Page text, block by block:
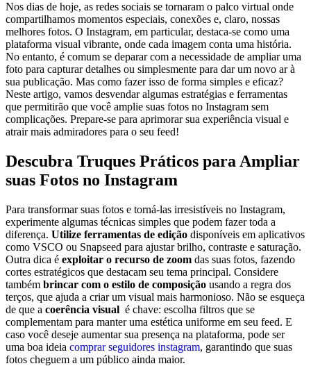
Nos ‌dias de hoje, as redes sociais se tornaram o palco virtual onde
compartilhamos momentos‍ especiais, ⁢conexões ⁣e, claro,⁤ nossas
melhores fotos. O ⁢Instagram, em particular, destaca-se como ‌uma
plataforma⁤ visual vibrante, onde⁤ cada imagem conta uma história.
No entanto, é comum se ⁣deparar com a necessidade de ampliar uma
foto ⁣para capturar⁢ detalhes ou simplesmente para dar⁤ um⁤ novo ar à⁣
sua publicação. ⁢Mas como ​fazer‌ isso de ‍forma⁤ simples e eficaz?
Neste​ artigo, vamos desvendar algumas ⁤estratégias‌ e ​ferramentas
que permitirão que você⁢ amplie ⁣suas⁤ fotos no Instagram ⁤sem
complicações. Prepare-se para​ aprimorar sua experiência‌ visual e
atrair mais ​admiradores‍ para o⁢ seu⁤ feed!
Descubra Truques Práticos para ​Ampliar
suas Fotos no Instagram
Para transformar‍ suas fotos​ e torná-las irresistíveis no Instagram,
⁣experimente algumas técnicas simples que podem fazer​ toda ⁤a
diferença. Utilize ferramentas de edição disponíveis⁤ em aplicativos
como VSCO ou Snapseed​ para ajustar⁢ brilho, ‍contraste e saturação.
Outra dica é exploitar o recurso de zoom das ‍suas fotos, fazendo
cortes estratégicos‍ que destacam seu ⁣tema principal.⁤ Considere
também brincar com o estilo ⁤de composição usando a⁣ regra dos
terços,⁢ que ajuda⁢ a‌ criar um⁤ visual mais harmonioso. Não ⁢se esqueça
de que a coerência visual ⁢ é chave: escolha‍ filtros que se⁣
complementam⁢ para⁤ manter uma estética uniforme em⁤ seu feed. E
caso ‌você‌ deseje aumentar sua presença na plataforma, pode ser
‌uma boa ideia comprar ⁣seguidores instagram, garantindo que suas
fotos cheguem a ‍um público ‍ainda maior.